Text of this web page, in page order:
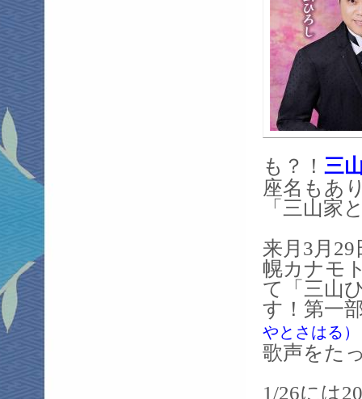
も？！ 三
座名もあ
「三山家
来月3月
幌カナモ
て「三山
す！第一
やとさはる）
歌声をた
1/26には